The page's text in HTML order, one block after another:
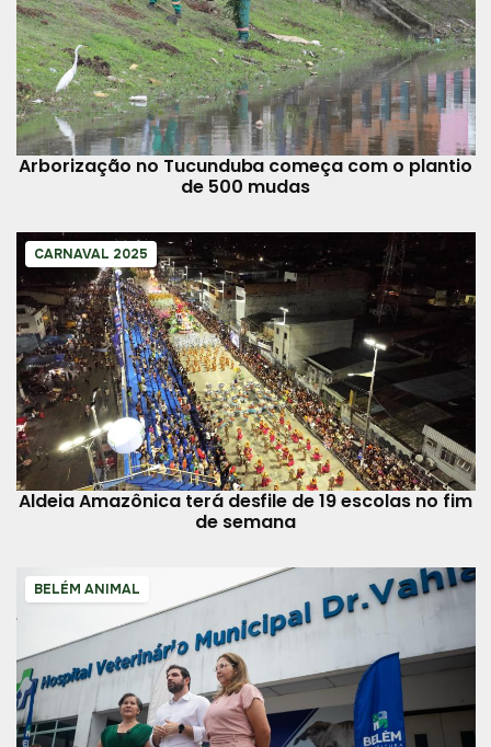
Arborização no Tucunduba começa com o plantio
de 500 mudas
CARNAVAL 2025
Aldeia Amazônica terá desfile de 19 escolas no fim
de semana
BELÉM ANIMAL